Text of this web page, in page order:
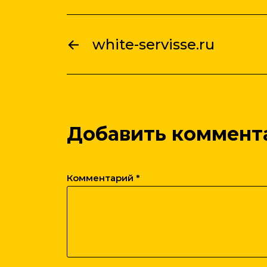
← white-servisse.ru
Добавить
Комментарий *